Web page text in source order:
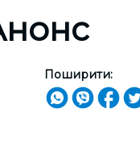
Поширити: